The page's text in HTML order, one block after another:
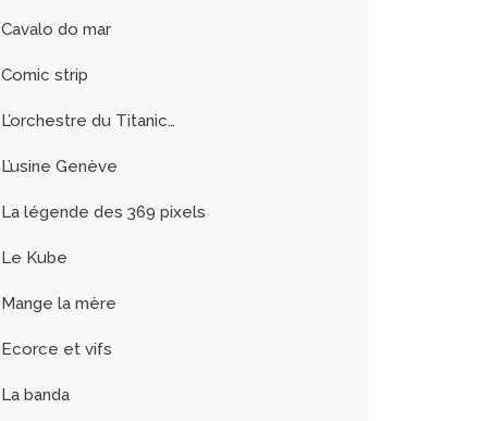
Cavalo do mar
Comic strip
L’orchestre du Titanic…
L’usine Genève
La légende des 369 pixels
Le Kube
Mange la mère
Ecorce et vifs
La banda